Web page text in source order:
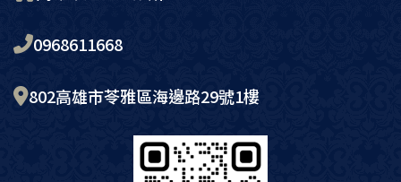
0968611668
802高雄市苓雅區海邊路29號1樓